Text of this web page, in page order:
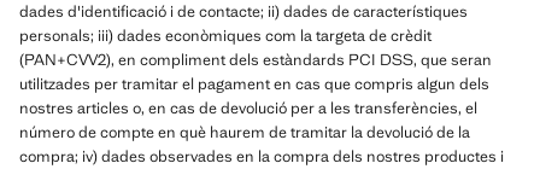
dades d'identificació i de contacte; ii) dades de característiques
personals; iii) dades econòmiques com la targeta de crèdit
(PAN+CVV2), en compliment dels estàndards PCI DSS, que seran
utilitzades per tramitar el pagament en cas que compris algun dels
nostres articles o, en cas de devolució per a les transferències, el
número de compte en què haurem de tramitar la devolució de la
compra; iv) dades observades en la compra dels nostres productes i